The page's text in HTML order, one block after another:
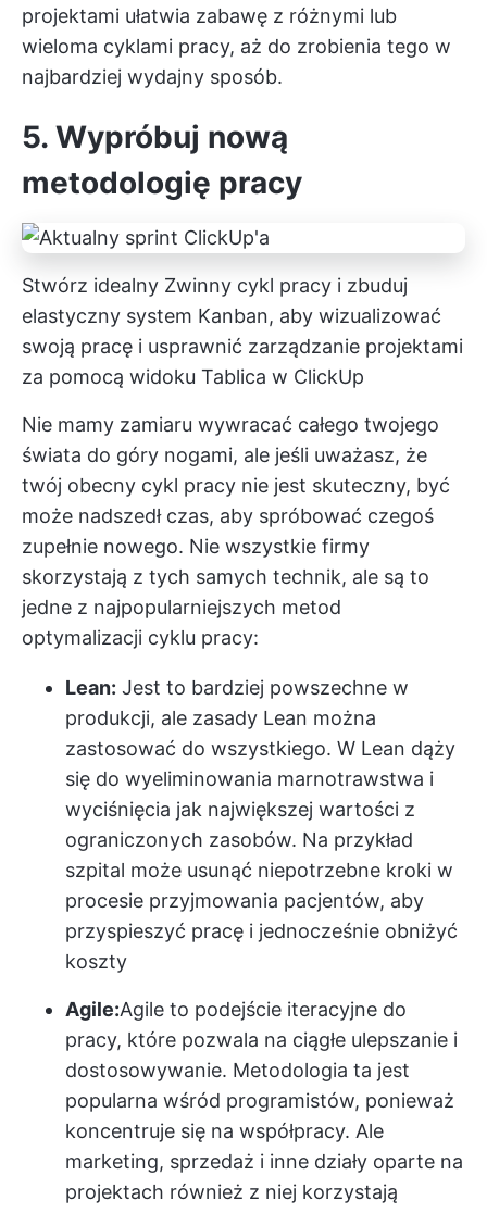
projektami ułatwia zabawę z różnymi lub
wieloma cyklami pracy, aż do zrobienia tego w
najbardziej wydajny sposób.
5. Wypróbuj nową
metodologię pracy
Stwórz idealny Zwinny cykl pracy i zbuduj
elastyczny system Kanban, aby wizualizować
swoją pracę i usprawnić zarządzanie projektami
za pomocą widoku Tablica w ClickUp
Nie mamy zamiaru wywracać całego twojego
świata do góry nogami, ale jeśli uważasz, że
twój obecny cykl pracy nie jest skuteczny, być
może nadszedł czas, aby spróbować czegoś
zupełnie nowego. Nie wszystkie firmy
skorzystają z tych samych technik, ale są to
jedne z najpopularniejszych metod
optymalizacji cyklu pracy:
Lean: Jest to bardziej powszechne w
produkcji, ale zasady Lean można
zastosować do wszystkiego. W Lean dąży
się do wyeliminowania marnotrawstwa i
wyciśnięcia jak największej wartości z
ograniczonych zasobów. Na przykład
szpital może usunąć niepotrzebne kroki w
procesie przyjmowania pacjentów, aby
przyspieszyć pracę i jednocześnie obniżyć
koszty
Agile:Agile to podejście iteracyjne do
pracy, które pozwala na ciągłe ulepszanie i
dostosowywanie. Metodologia ta jest
popularna wśród programistów, ponieważ
koncentruje się na współpracy. Ale
marketing, sprzedaż i inne działy oparte na
projektach również z niej korzystają